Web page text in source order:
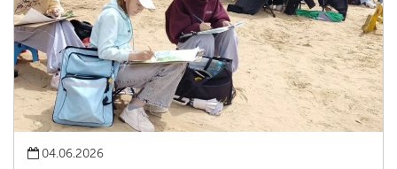
04.06.2026